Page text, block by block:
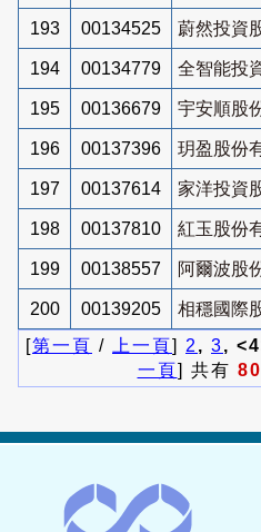
193 00134525 蔚然投資
194 00134779 全智能投
195 00136679 宇安順股
196 00137396 玥盈股份
197 00137614 家洋投資
198 00137810 紅玉股份
199 00138557 阿爾波股
200 00139205
相穩國際
[第一頁 / 上一頁] 2 , 3,
一頁] 共有